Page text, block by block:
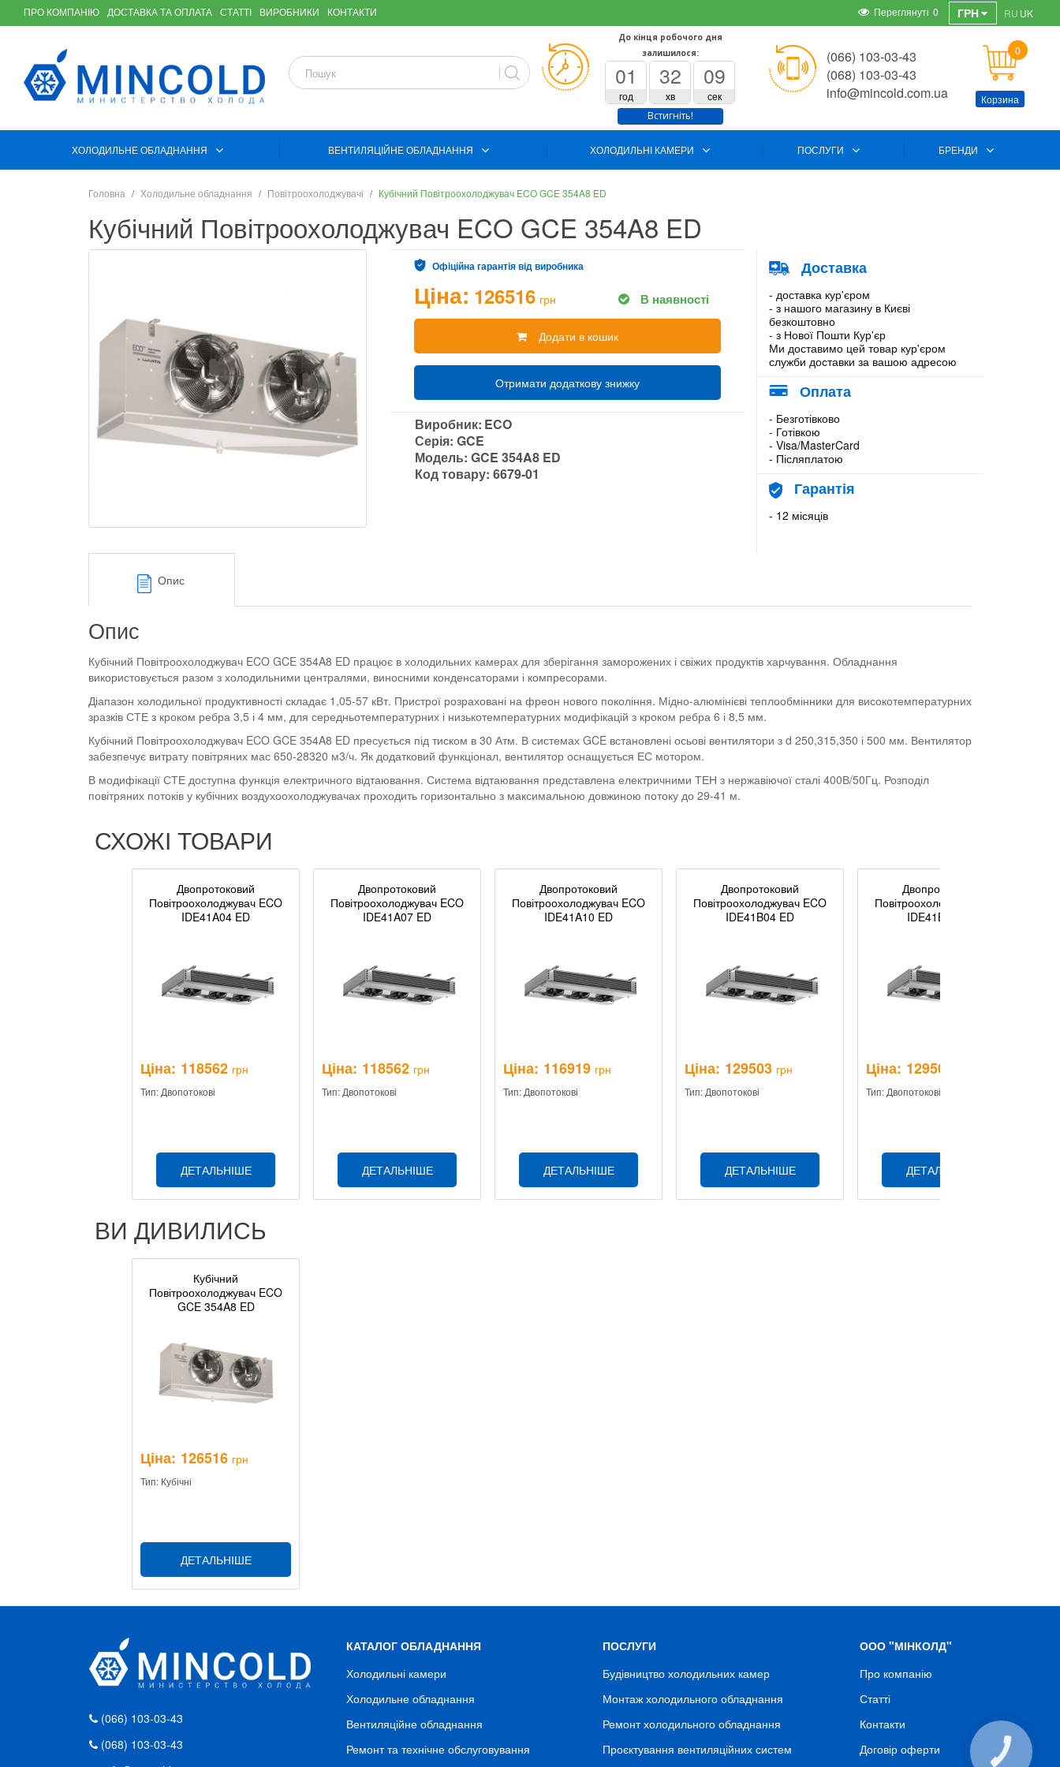
ПРО КОМПАНІЮ ДОСТАВКА ТА ОПЛАТА СТАТТІ ВИРОБНИКИ КОНТАКТИ ГРН RU UK
Переглянуті 0
До кінця робочого дня
залишилося:
01
год
32
хв
09
сек
Встигніть!
(066) 103-03-43
(068) 103-03-43
info@mincold.com.ua
0
Корзина
ХОЛОДИЛЬНЕ ОБЛАДНАННЯ ВЕНТИЛЯЦІЙНЕ ОБЛАДНАННЯ ХОЛОДИЛЬНІ КАМЕРИ ПОСЛУГИ БРЕНДИ
Головна Холодильне обладнання Повітроохолоджувачі Кубічний Повітроохолоджувач ECO GCE 354A8 ED
Кубічний Повітроохолоджувач ECO GCE 354A8 ED
Офіційна гарантія від виробника
Ціна: 126516 грн В наявності
Додати в кошик
Отримати додаткову знижку
Виробник: ECO
Серія:GCE
Модель:GCE 354A8 ED
Код товару:6679-01
Доставка
- доставка кур'єром
- з нашого магазину в Києві
безкоштовно
- з Нової Пошти Кур'єр
Ми доставимо цей товар кур'єром
служби доставки за вашою адресою
Оплата
- Безготівково
- Готівкою
- Visa/MasterCard
- Післяплатою
Гарантія
- 12 місяців
Опис
Опис
Кубічний Повітроохолоджувач ECO GCE 354A8 ED працює в холодильних камерах для зберігання заморожених і свіжих продуктів харчування. Обладнання
використовується разом з холодильними централями, виносними конденсаторами і компресорами.
Діапазон холодильної продуктивності складає 1,05-57 кВт. Пристрої розраховані на фреон нового покоління. Мідно-алюмінієві теплообмінники для високотемпературних
зразків СТЕ з кроком ребра 3,5 і 4 мм, для середньотемпературних і низькотемпературних модифікацій з кроком ребра 6 і 8,5 мм.
Кубічний Повітроохолоджувач ECO GCE 354A8 ED пресується під тиском в 30 Атм. В системах GCE встановлені осьові вентилятори з d 250,315,350 і 500 мм. Вентилятор
забезпечує витрату повітряних мас 650-28320 м3/ч. Як додатковий функціонал, вентилятор оснащується ЕС мотором.
В модифікації СТЕ доступна функція електричного відтаювання. Система відтаювання представлена електричними ТЕН з нержавіючої сталі 400В/50Гц. Розподіл
повітряних потоків у кубічних воздухоохолоджувачах проходить горизонтально з максимальною довжиною потоку до 29-41 м.
СХОЖІ ТОВАРИ
Двопротоковий
Повітроохолоджувач ECO
IDE41A04 ED
Ціна: 118562 грн
Тип: Двопотокові
ДЕТАЛЬНІШЕ
Двопротоковий
Повітроохолоджувач ECO
IDE41A07 ED
Ціна: 118562 грн
Тип: Двопотокові
ДЕТАЛЬНІШЕ
Двопротоковий
Повітроохолоджувач ECO
IDE41A10 ED
Ціна: 116919 грн
Тип: Двопотокові
ДЕТАЛЬНІШЕ
Двопротоковий
Повітроохолоджувач ECO
IDE41B04 ED
Ціна: 129503 грн
Тип: Двопотокові
ДЕТАЛЬНІШЕ
Двопротоковий
Повітроохолоджувач ECO
IDE41B07 ED
Ціна: 129503
Тип: Двопотокові
ДЕТАЛЬНІШЕ
ВИ ДИВИЛИСЬ
Кубічний
Повітроохолоджувач ECO
GCE 354A8 ED
Ціна: 126516 грн
Тип: Кубічні
ДЕТАЛЬНІШЕ
(066) 103-03-43
(068) 103-03-43
КАТАЛОГ ОБЛАДНАННЯ
Холодильні камери
Холодильне обладнання
Вентиляційне обладнання
Ремонт та технічне обслуговування
ПОСЛУГИ
Будівництво холодильних камер
Монтаж холодильного обладнання
Ремонт холодильного обладнання
Проєктування вентиляційних систем
ООО "МІНКОЛД"
Про компанію
Статті
Контакти
Договір оферти
КНОПКА
СВЯЗИ